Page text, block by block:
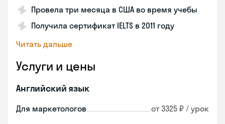
Провела три месяца в США во время учебы
Получила сертификат IELTS в 2011 году
Читать дальше
Услуги и цены
Английский язык
Для маркетологов от 3325 ₽ / урок